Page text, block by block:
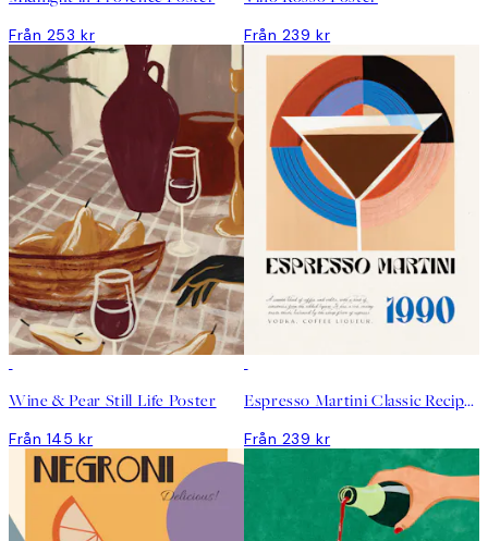
Från 253 kr Från 239 kr
Wine & Pear Still Life Poster
Från 145 kr
Espresso Martini Classic Recipe Poster
Från 239 kr